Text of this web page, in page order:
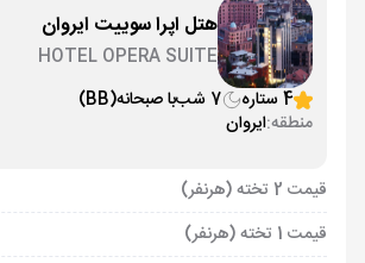
هتل اپرا سوییت ایروان
HOTEL OPERA SUITE
4 ستاره
7 شب با صبحانه(BB)
منطقه:ایروان
قیمت 2 تخته (هرنفر)
قیمت 1 تخته (هرنفر)